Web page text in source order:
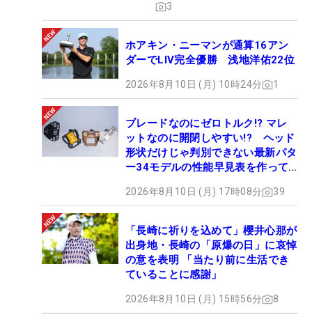
3
ホアキン・ニーマンが通算16アン
ダーでLIV完全優勝 浅地洋佑22位
2026年8月10日 (月) 10時24分 1
ブレードなのにゼロトルク!? マレ
ットなのに開閉しやすい!? ヘッド
形状だけじゃ判別できない最新パタ
ー34モデルの性能早見表を作って
2026年8月10日 (月) 17時08分 39
「長崎に祈りを込めて」櫻井心那が
出身地・長崎の「原爆の日」に哀悼
の意を表明 「当たり前に生活でき
ていることに感謝」
2026年8月10日 (月) 15時56分 8